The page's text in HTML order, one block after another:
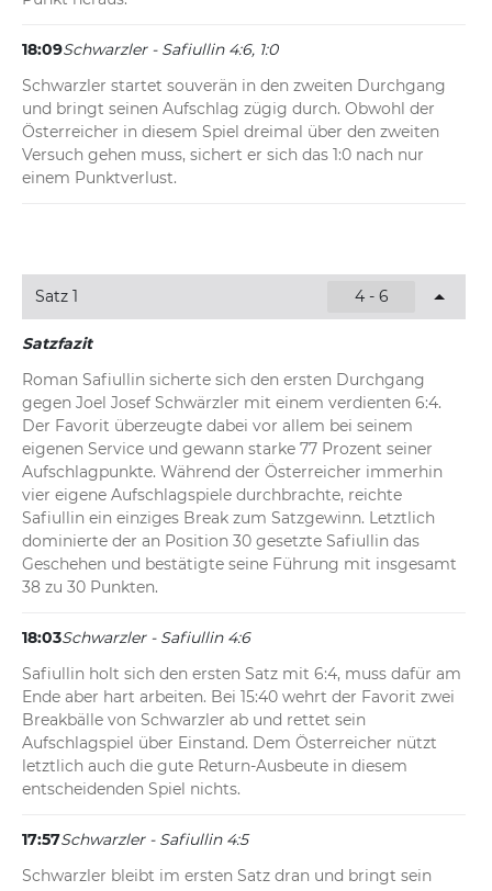
18:09Schwarzler - Safiullin 4:6, 1:0
Schwarzler startet souverän in den zweiten Durchgang
und bringt seinen Aufschlag zügig durch. Obwohl der
Österreicher in diesem Spiel dreimal über den zweiten
Versuch gehen muss, sichert er sich das 1:0 nach nur
einem Punktverlust.
Satz 1 4 - 6
Satzfazit
Roman Safiullin sicherte sich den ersten Durchgang
gegen Joel Josef Schwärzler mit einem verdienten 6:4.
Der Favorit überzeugte dabei vor allem bei seinem
eigenen Service und gewann starke 77 Prozent seiner
Aufschlagpunkte. Während der Österreicher immerhin
vier eigene Aufschlagspiele durchbrachte, reichte
Safiullin ein einziges Break zum Satzgewinn. Letztlich
dominierte der an Position 30 gesetzte Safiullin das
Geschehen und bestätigte seine Führung mit insgesamt
38 zu 30 Punkten.
18:03Schwarzler - Safiullin 4:6
Safiullin holt sich den ersten Satz mit 6:4, muss dafür am
Ende aber hart arbeiten. Bei 15:40 wehrt der Favorit zwei
Breakbälle von Schwarzler ab und rettet sein
Aufschlagspiel über Einstand. Dem Österreicher nützt
letztlich auch die gute Return-Ausbeute in diesem
entscheidenden Spiel nichts.
17:57Schwarzler - Safiullin 4:5
Schwarzler bleibt im ersten Satz dran und bringt sein